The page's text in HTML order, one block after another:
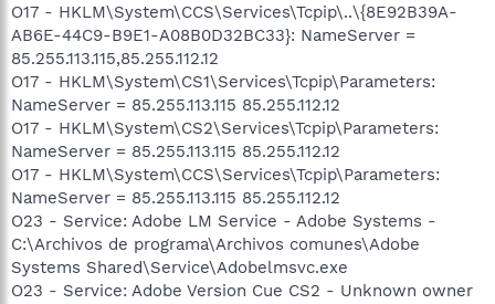
O17 - HKLM\System\CCS\Services\Tcpip\..\{8E92B39A-
AB6E-44C9-B9E1-A08B0D32BC33}: NameServer =
85.255.113.115,85.255.112.12
O17 - HKLM\System\CS1\Services\Tcpip\Parameters:
NameServer = 85.255.113.115 85.255.112.12
O17 - HKLM\System\CS2\Services\Tcpip\Parameters:
NameServer = 85.255.113.115 85.255.112.12
O17 - HKLM\System\CCS\Services\Tcpip\Parameters:
NameServer = 85.255.113.115 85.255.112.12
O23 - Service: Adobe LM Service - Adobe Systems -
C:\Archivos de programa\Archivos comunes\Adobe
Systems Shared\Service\Adobelmsvc.exe
O23 - Service: Adobe Version Cue CS2 - Unknown owner